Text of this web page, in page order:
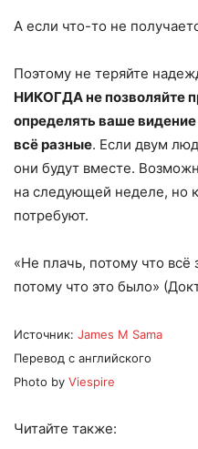
А если что-то не
Поэтому не теряйте
НИКОГДА не позволяйте
определять ваше
всё разные. Если двум
они будут вместе.
на следующей неделе, но
потребуют.
«Не плачь, потому что всё
потому что это было»
Источник: James M Sama
Перевод с английского
Photo by Viespire
Читайте также: